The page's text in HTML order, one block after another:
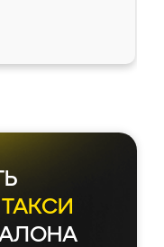
уже почти